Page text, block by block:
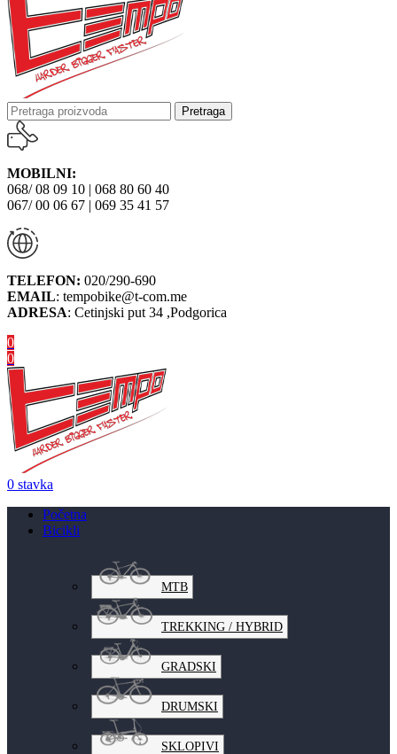
Pretraga
MOBILNI:
068/ 08 09 10 | 068 80 60 40
067/ 00 06 67 | 069 35 41 57
TELEFON: 020/290-690
EMAIL: tempobike@t-com.me
ADRESA: Cetinjski put 34 ,Podgorica
0
0
0 stavka
Početna
Bicikli
MTB
TREKKING / HYBRID
GRADSKI
DRUMSKI
SKLOPIVI